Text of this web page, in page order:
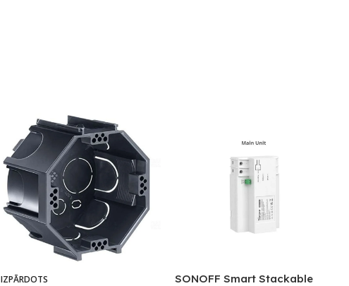
IZPĀRDOTS
SONOFF Smart Stackable